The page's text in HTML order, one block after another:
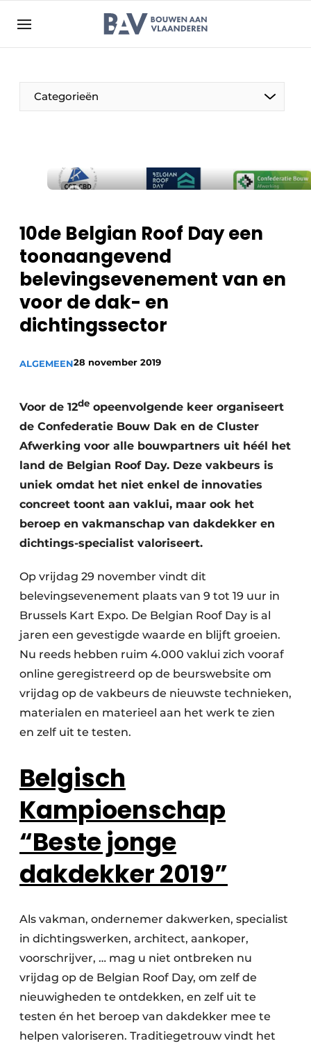
Bedrijven
Bouwen aan Vlaanderen | Platform voor de bouw
Evenement aanmelden
Meest gelezen
Nieuwsbrief
Podcasts
Privacy / Cookie statement
Vacature aanmelden
Aanmelden
Bedrijven
Bedrijven
Contact
Categorieën
Brandveiligheid
BIM
Evenementen
Dak & Gevel
Houtbouw
Interieurarchitectuur
Renovatie
Software
Toegangscontrole
Zonwering
10de Belgian Roof Day een
toonaangevend
belevingsevenement van en
voor de dak- en
dichtingssector
ALGEMEEN28 november 2019
Voor de 12de opeenvolgende keer organiseert
de Confederatie Bouw Dak en de Cluster
Afwerking voor alle bouwpartners uit héél het
land de Belgian Roof Day. Deze vakbeurs is
uniek omdat het niet enkel de innovaties
concreet toont aan vaklui, maar ook het
beroep en vakmanschap van dakdekker en
dichtings-specialist valoriseert.
Op vrijdag 29 november vindt dit
belevingsevenement plaats van 9 tot 19 uur in
Brussels Kart Expo. De Belgian Roof Day is al
jaren een gevestigde waarde en blijft groeien.
Nu reeds hebben ruim 4.000 vaklui zich vooraf
online geregistreerd op de beurswebsite om
vrijdag op de vakbeurs de nieuwste technieken,
materialen en materieel aan het werk te zien
en zelf uit te testen.
Belgisch
Kampioenschap
“Beste jonge
dakdekker 2019”
Als vakman, ondernemer dakwerken, specialist
in dichtingswerken, architect, aankoper,
voorschrijver, … mag u niet ontbreken nu
vrijdag op de Belgian Roof Day, om zelf de
nieuwigheden te ontdekken, en zelf uit te
testen én het beroep van dakdekker mee te
helpen valoriseren. Traditiegetrouw vindt het